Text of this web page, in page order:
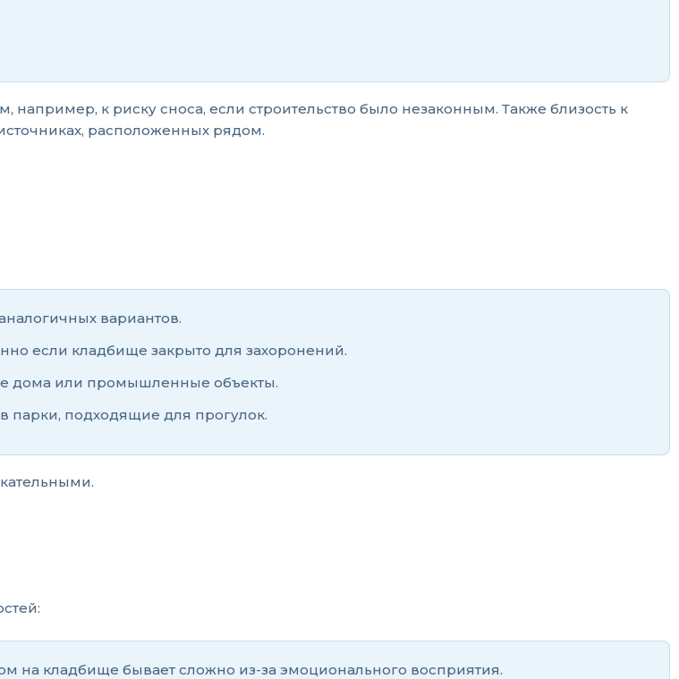
к риску сноса, если строительство было незаконным. Также близость к
расположенных рядом.
вариантов.
если кладбище закрыто для захоронений.
дома или промышленные объекты.
парки, подходящие для прогулок.
на кладбище бывает сложно из-за эмоционального восприятия.